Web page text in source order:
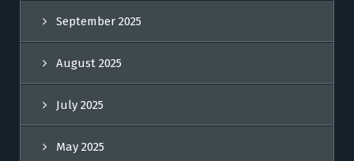
September 2025
August 2025
July 2025
May 2025